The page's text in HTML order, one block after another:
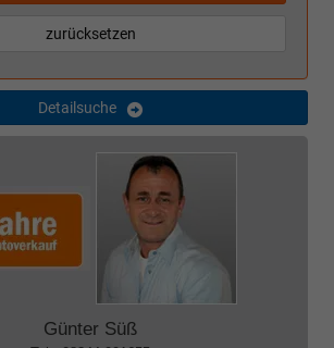
zurücksetzen
Detailsuche
Günter Süß